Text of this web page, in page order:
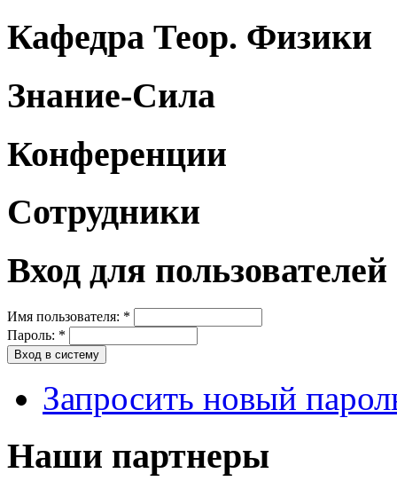
Кафедра Теор. Физики
Знание-Сила
Конференции
Сотрудники
Вход для пользователей
Имя пользователя: *
Пароль: *
Запросить новый
Наши партнеры